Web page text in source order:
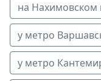
на Нахимовском
у метро
у метро